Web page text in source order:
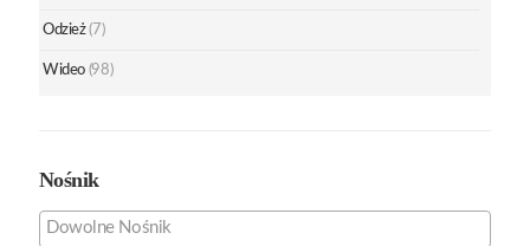
Odzież (7)
Wideo (98)
Nośnik